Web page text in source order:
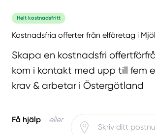
Helt kostnadsfritt
Kostnadsfria offerter från elföretag i
Skapa en kostnadsfri
kom i kontakt med upp till fem
krav & arbetar i Östergötland
Få hjälp eller